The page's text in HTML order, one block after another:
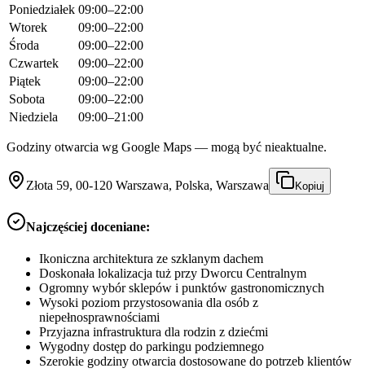
Poniedziałek 09:00–22:00
Wtorek
09:00–22:00
Środa
09:00–22:00
Czwartek
09:00–22:00
Piątek
09:00–22:00
Sobota
09:00–22:00
Niedziela
09:00–21:00
Godziny otwarcia wg Google Maps — mogą być nieaktualne.
Złota 59, 00-120 Warszawa, Polska, Warszawa Kopiuj
Najczęściej doceniane:
Ikoniczna architektura ze szklanym dachem
Doskonała lokalizacja tuż przy Dworcu Centralnym
Ogromny wybór sklepów i punktów gastronomicznych
Wysoki poziom przystosowania dla osób z
niepełnosprawnościami
Przyjazna infrastruktura dla rodzin z dziećmi
Wygodny dostęp do parkingu podziemnego
Szerokie godziny otwarcia dostosowane do potrzeb klientów